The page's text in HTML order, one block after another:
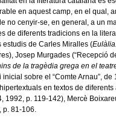
en aquest camp, en el qual,
no cenyir-se, en general, a un
de diferents tradicions en la
estudis de Carles Miralles (
Josep Murgades (“Recepció
de la tragèdia grega en el
sobre el “Comte Arnau”,
en textos de diferents
4, 1992, p. 119-142), Mercè
p. 81-106.